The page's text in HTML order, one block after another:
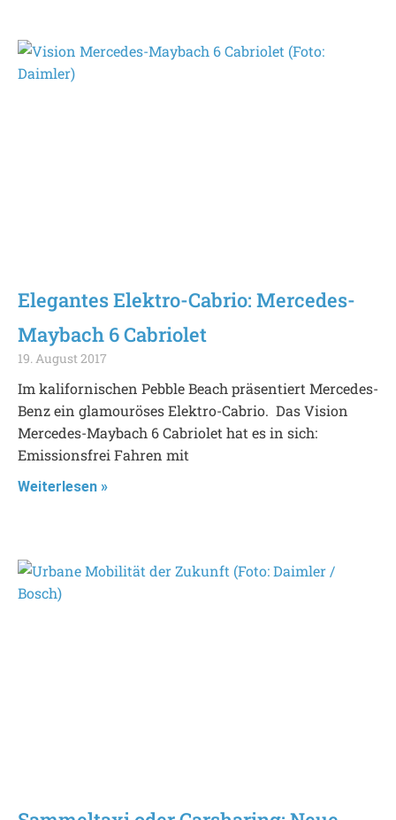
Elegantes Elektro-Cabrio: Mercedes-
Maybach 6 Cabriolet
19. August 2017
Im kalifornischen Pebble Beach präsentiert Mercedes-
Benz ein glamouröses Elektro-Cabrio. Das Vision
Mercedes-Maybach 6 Cabriolet hat es in sich:
Emissionsfrei Fahren mit
Weiterlesen »